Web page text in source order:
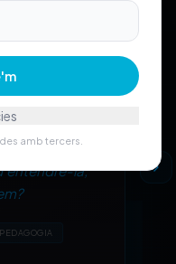
© CAIRAI
més ràpid
la,
PEDAGOGIA
amb tercers.